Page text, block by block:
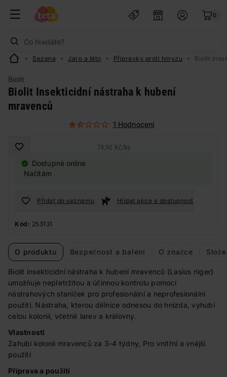
0
Sezona Jaro a léto Přípravky proti hmyzu Biolit
Biolit
Biolit Insekticidní nástraha k hubení
mravenců
1 Hodnocení
79,90 Kč/ks
Dostupné online
Načítám
Přidat do seznamu Hlídat akce a dostupnost
Kód: 253131
O produktu Bezpečnost a balení O značce
Biolit insekticidní nástraha k hubení mravenců (Lasius niger)
umožňuje nepřetržitou a účinnou kontrolu pomocí
nástrahových staniček pro profesionální a neprofesionální
použití. Nástraha, kterou dělnice odnesou do hnízda, vyhubí
celou kolonii, včetně larev a královny.
Vlastnosti
Zahubí kolonii mravenců za 3-4 týdny, Pro vnitřní a vnější
použití
Příprava a použití